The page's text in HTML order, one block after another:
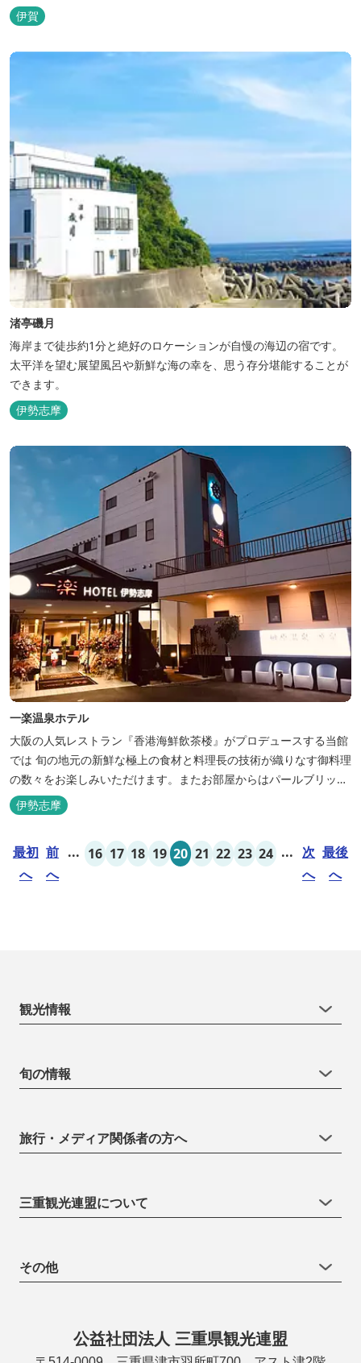
（宿泊一日一組）
伊賀
渚亭磯月
海岸まで徒歩約1分と絶好のロケーションが自慢の海辺の宿です。
太平洋を望む展望風呂や新鮮な海の幸を、思う存分堪能することが
できます。
伊勢志摩
一楽温泉ホテル
大阪の人気レストラン『香港海鮮飲茶楼』がプロデュースする当館
では 旬の地元の新鮮な極上の食材と料理長の技術が織りなす御料理
の数々をお楽しみいただけます。またお部屋からはパールブリッジ
や真珠筏など、美しい景色が一望できます。「美肌の湯」として有
名な榊原温泉の運び湯を使用した大浴場も完備。
伊勢志摩
最初
へ
前
へ
... 16 17 18 19 20 21 22 23 24 ... 次
へ
最後
へ
観光情報
旬の情報
旅行・メディア関係者の方へ
三重観光連盟について
その他
公益社団法人 三重県観光連盟